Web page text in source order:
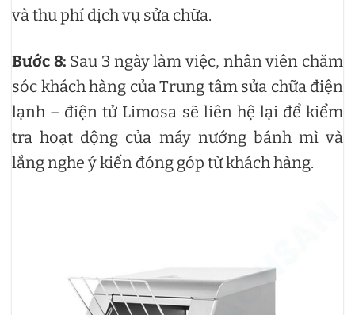
và thu phí dịch vụ sửa chữa.
Bước 8: Sau 3 ngày làm việc, nhân viên chăm
sóc khách hàng của Trung tâm sửa chữa điện
lạnh – điện tử Limosa sẽ liên hệ lại để kiểm
tra hoạt động của máy nướng bánh mì và
lắng nghe ý kiến đóng góp từ khách hàng.